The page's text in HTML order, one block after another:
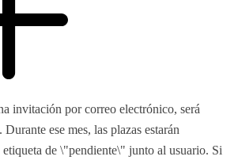
invitación por correo electrónico, será
ese mes, las plazas estarán
etiqueta de \"pendiente\" junto al usuario. Si